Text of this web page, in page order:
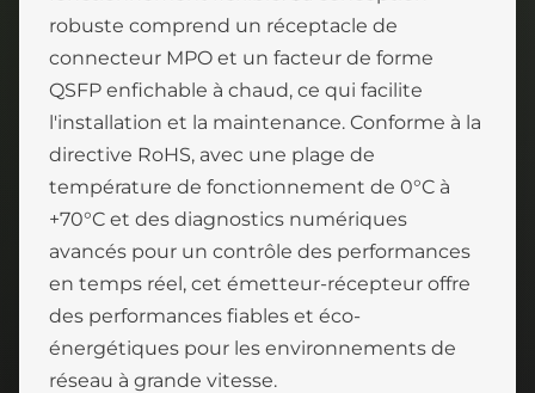
robuste comprend un réceptacle de
connecteur MPO et un facteur de forme
QSFP enfichable à chaud, ce qui facilite
l'installation et la maintenance. Conforme à la
directive RoHS, avec une plage de
température de fonctionnement de 0°C à
+70°C et des diagnostics numériques
avancés pour un contrôle des performances
en temps réel, cet émetteur-récepteur offre
des performances fiables et éco-
énergétiques pour les environnements de
réseau à grande vitesse.